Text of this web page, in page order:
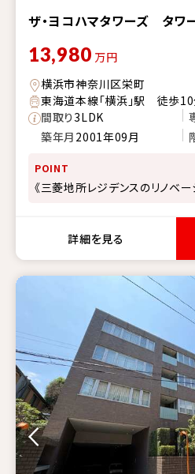
ザ・ヨコハマタワーズ タワ
13,980 万円
横浜市神奈川区栄町
東海道本線「横浜」駅 徒歩
間取り3LDK
築年月 2001年09月
POINT
《三菱地所レジデンスのリノベー
詳細を見る